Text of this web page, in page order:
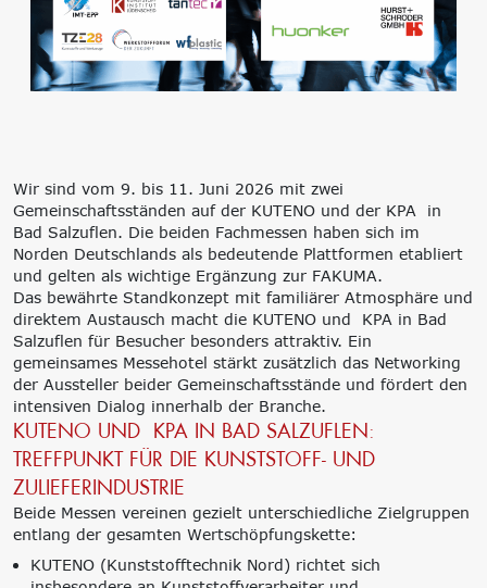
‘Lernen formt
Zukunft’
Management
Trägergesellschaft
Innovationsnetzwerke
Internationalisierung
k-branche.de
Nachhaltigkeit
Circular Economy &
Wesentlichkeit, KPI &
Strategien
Corporate Carbon
Footprint (CCF)
Environmental Product
Declaration (EPD)
Wir sind vom 9. bis 11. Juni 2026 mit zwei
Gemeinschaftsständen auf der KUTENO und der KPA in
Bad Salzuflen. Die beiden Fachmessen haben sich im
Norden Deutschlands als bedeutende Plattformen etabliert
und gelten als wichtige Ergänzung zur FAKUMA.
Das bewährte Standkonzept mit familiärer Atmosphäre und
direktem Austausch macht die KUTENO und KPA in Bad
Salzuflen für Besucher besonders attraktiv. Ein
gemeinsames Messehotel stärkt zusätzlich das Networking
der Aussteller beider Gemeinschaftsstände und fördert den
intensiven Dialog innerhalb der Branche.
KUTENO UND KPA IN BAD SALZUFLEN:
TREFFPUNKT FÜR DIE KUNSTSTOFF- UND
ZULIEFERINDUSTRIE
Beide Messen vereinen gezielt unterschiedliche Zielgruppen
entlang der gesamten Wertschöpfungskette:
KUTENO (Kunststofftechnik Nord) richtet sich